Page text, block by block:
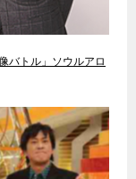
バトル」ソウルアロ